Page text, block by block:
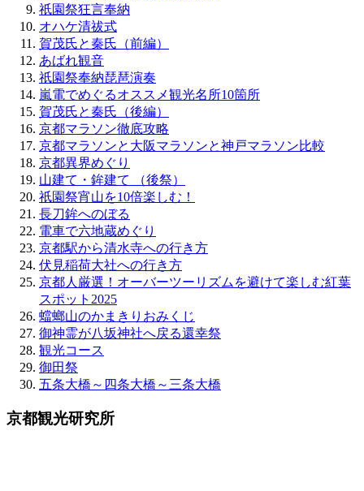
祇園祭狂言奉納
オハケ清祓式
賀茂氏と秦氏（前編）
あばれ観音
祇園祭奉納琵琶演奏
嵐電でめぐるオススメ観光名所10箇所
賀茂氏と秦氏（後編）
京都マラソン徹底攻略
京都マラソンと大阪マラソンと神戸マラソン比較
京都異界めぐり
山建て・鉾建て （後祭）
祇園祭宵山を10倍楽しむ！
長刀鉾へのぼる
電車で六地蔵めぐり
京都駅から清水寺への行き方
伏見稲荷大社への行き方
京都人厳選！オーバーツーリズムを避けて楽しむ紅葉
スポット2025
蟷螂山のかまきりおみくじ
御神霊が八坂神社へ戻る還幸祭
観光コース
御田祭
五条大橋～四条大橋～三条大橋
京都観光研究所